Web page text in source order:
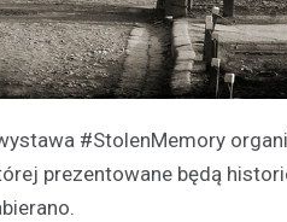
#StolenMemory
prezentowane będą